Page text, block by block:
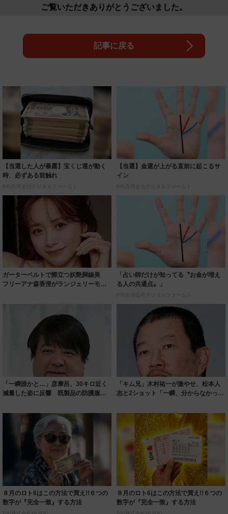
ご覧いただきありがとうございました。
記事に戻る
【当選した人が暴露】宝くじ運が動く
時、必ずある前触れ
PR(合同会社デジタルファーム )
【当選】金運が上がる直前に起こるサ
イン
PR(合同会社デジタルファーム )
ガーターベルトで際立つ妖艶脚線美
フリーアナ森香澄がランジェリーモデ
「占い師だけが知ってる〝お金が増え
る人の共通点〟」
PR(合同会社デジタルファーム )
「一瞬誰かと…」彦摩呂、30キロ近く
減量した姿に反響 既製品の防護服が
「キム兄」木村祐一が激やせ、松本人
志と2ショット「一瞬、分からなかった
８月のロト6はこの方法で買え!!６つの
数字が『完全一致』する方法
８月のロト6はこの方法で買え!!６つの
数字が『完全一致』する方法